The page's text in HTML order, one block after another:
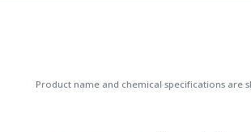
Product name and chemical specifications are